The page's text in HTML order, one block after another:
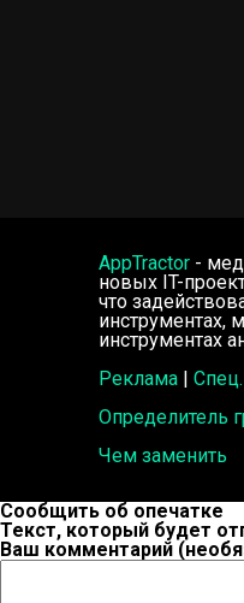
AppTractor -
новых IT-
что
инструментах,
инструментах
Реклама
Определитель
Чем заменить
Сообщить об опечатке
Текст, который будет
Ваш комментарий